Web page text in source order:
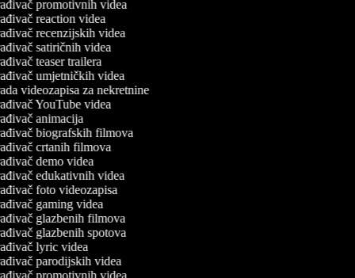
promotivnih videa
reaction videa
recenzijskih videa
satiričnih videa
teaser trailera
umjetničkih videa
videozapisa za nekretnine
YouTube videa
animacija
biografskih filmova
crtanih filmova
demo videa
edukativnih videa
foto videozapisa
gaming videa
glazbenih filmova
glazbenih spotova
lyric videa
parodijskih videa